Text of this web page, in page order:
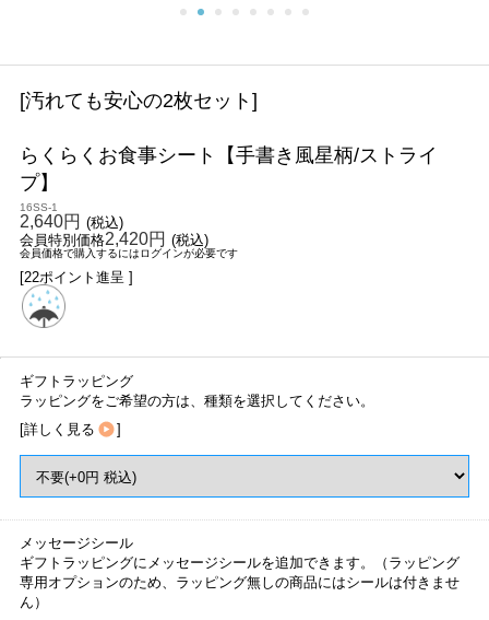
[汚れても安心の2枚セット]
らくらくお食事シート【手書き風星柄/ストライ
プ】
16SS-1
2,640円 (税込)
会員特別価格2,420円 (税込)
会員価格で購入するにはログインが必要です
[22ポイント進呈 ]
ギフトラッピング
ラッピングをご希望の方は、種類を選択してください。
[詳しく見る ]
メッセージシール
ギフトラッピングにメッセージシールを追加できます。（ラッピング
専用オプションのため、ラッピング無しの商品にはシールは付きませ
ん）